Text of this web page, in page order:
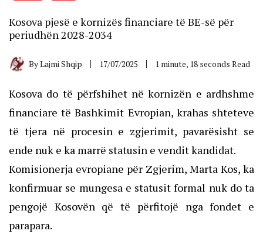
Kosova pjesë e kornizës financiare të BE-së për
periudhën 2028-2034
ByLajmi Shqip 17/07/2025 1 minute, 18 seconds Read
Kosova do të përfshihet në kornizën e ardhshme
financiare të Bashkimit Evropian, krahas shteteve
të tjera në procesin e zgjerimit, pavarësisht se
ende nuk e ka marrë statusin e vendit kandidat.
Komisionerja evropiane për Zgjerim, Marta Kos, ka
konfirmuar se mungesa e statusit formal nuk do ta
pengojë Kosovën që të përfitojë nga fondet e
parapara.